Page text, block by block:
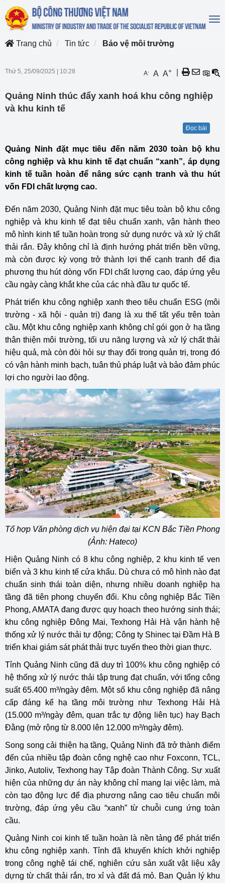
Trang chủ
Tin tức Bảo vệ môi trường
Thứ 5, 25/09/2025 10:28 A- A A+
Quảng Ninh thúc đẩy xanh hoá khu công nghiệp
và khu kinh tế
Đọc bài
Quảng Ninh đặt mục tiêu đến năm 2030 toàn bộ khu
công nghiệp và khu kinh tế đạt chuẩn “xanh”, áp dụng
kinh tế tuần hoàn để nâng sức cạnh tranh và thu hút
vốn FDI chất lượng cao.
Đến năm 2030, Quảng Ninh đặt mục tiêu toàn bộ khu công
nghiệp và khu kinh tế đạt tiêu chuẩn xanh, vận hành theo
mô hình kinh tế tuần hoàn trong sử dụng nước và xử lý chất
thải rắn. Đây không chỉ là định hướng phát triển bền vững,
mà còn được kỳ vọng trở thành lợi thế cạnh tranh để địa
phương thu hút dòng vốn FDI chất lượng cao, đáp ứng yêu
cầu ngày càng khắt khe của các nhà đầu tư quốc tế.
Phát triển khu công nghiệp xanh theo tiêu chuẩn ESG (môi
trường - xã hội - quản trị) đang là xu thế tất yếu trên toàn
cầu. Một khu công nghiệp xanh không chỉ gói gọn ở hạ tầng
thân thiện môi trường, tối ưu năng lượng và xử lý chất thải
hiệu quả, mà còn đòi hỏi sự thay đổi trong quản trị, trong đó
có vận hành minh bạch, tuân thủ pháp luật và bảo đảm phúc
lợi cho người lao động.
Tổ hợp Văn phòng dịch vụ hiện đại tại KCN Bắc Tiền Phong
(Ảnh: Hateco)
Hiện Quảng Ninh có 8 khu công nghiệp, 2 khu kinh tế ven
biển và 3 khu kinh tế cửa khẩu. Dù chưa có mô hình nào đạt
chuẩn sinh thái toàn diện, nhưng nhiều doanh nghiệp hạ
tầng đã tiên phong chuyển đổi. Khu công nghiệp Bắc Tiền
Phong, AMATA đang được quy hoạch theo hướng sinh thái;
khu công nghiệp Đông Mai, Texhong Hải Hà vận hành hệ
thống xử lý nước thải tự động; Công ty Shinec tại Đầm Hà B
triển khai giám sát phát thải trực tuyến theo thời gian thực.
Tỉnh Quảng Ninh cũng đã duy trì 100% khu công nghiệp có
hệ thống xử lý nước thải tập trung đạt chuẩn, với tổng công
suất 65.400 m³/ngày đêm. Một số khu công nghiệp đã nâng
cấp đáng kể hạ tầng môi trường như Texhong Hải Hà
(15.000 m³/ngày đêm, quan trắc tự động liên tục) hay Bạch
Đằng (mở rộng từ 8.000 lên 12.000 m³/ngày đêm).
Song song cải thiện hạ tầng, Quảng Ninh đã trở thành điểm
đến của nhiều tập đoàn công nghệ cao như Foxconn, TCL,
Jinko, Autoliv, Texhong hay Tập đoàn Thành Công. Sự xuất
hiện của những dự án này không chỉ mang lại việc làm, mà
còn tạo động lực để địa phương nâng cao tiêu chuẩn môi
trường, đáp ứng yêu cầu “xanh” từ chuỗi cung ứng toàn
cầu.
Quảng Ninh coi kinh tế tuần hoàn là nền tảng để phát triển
khu công nghiệp xanh. Tỉnh đã khuyến khích khởi nghiệp
trong công nghệ tái chế, nghiên cứu sản xuất vật liệu xây
dựng từ chất thải rắn, tro xỉ và đất đá mỏ. Ban Quản lý khu